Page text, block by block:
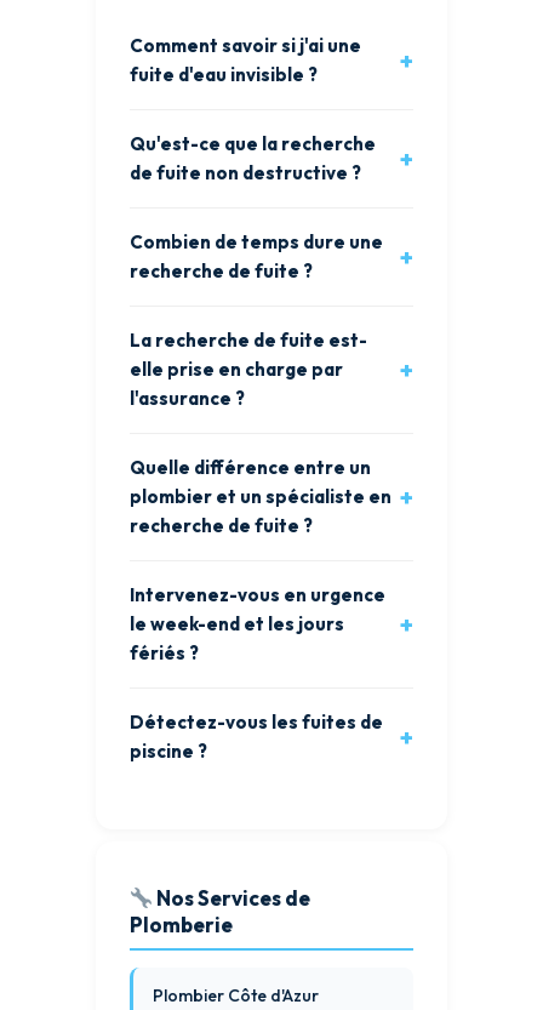
Comment savoir si j'ai une
fuite d'eau invisible ?
Qu'est-ce que la recherche
de fuite non destructive ?
Combien de temps dure une
recherche de fuite ?
La recherche de fuite est-
elle prise en charge par
l'assurance ?
Quelle différence entre un
plombier et un spécialiste en
recherche de fuite ?
Intervenez-vous en urgence
le week-end et les jours
fériés ?
Détectez-vous les fuites de
piscine ?
Nos Services de
Plomberie
Plombier Côte d'Azur